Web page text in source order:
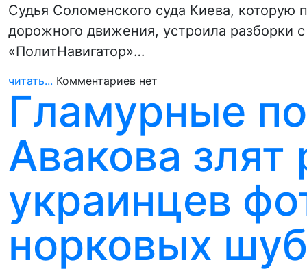
Судья Соломенского суда Киева, которую
дорожного движения, устроила разборки
«ПолитНавигатор»…
читать... Комментариев нет
Гламурные
Авакова
украинцев
норковых